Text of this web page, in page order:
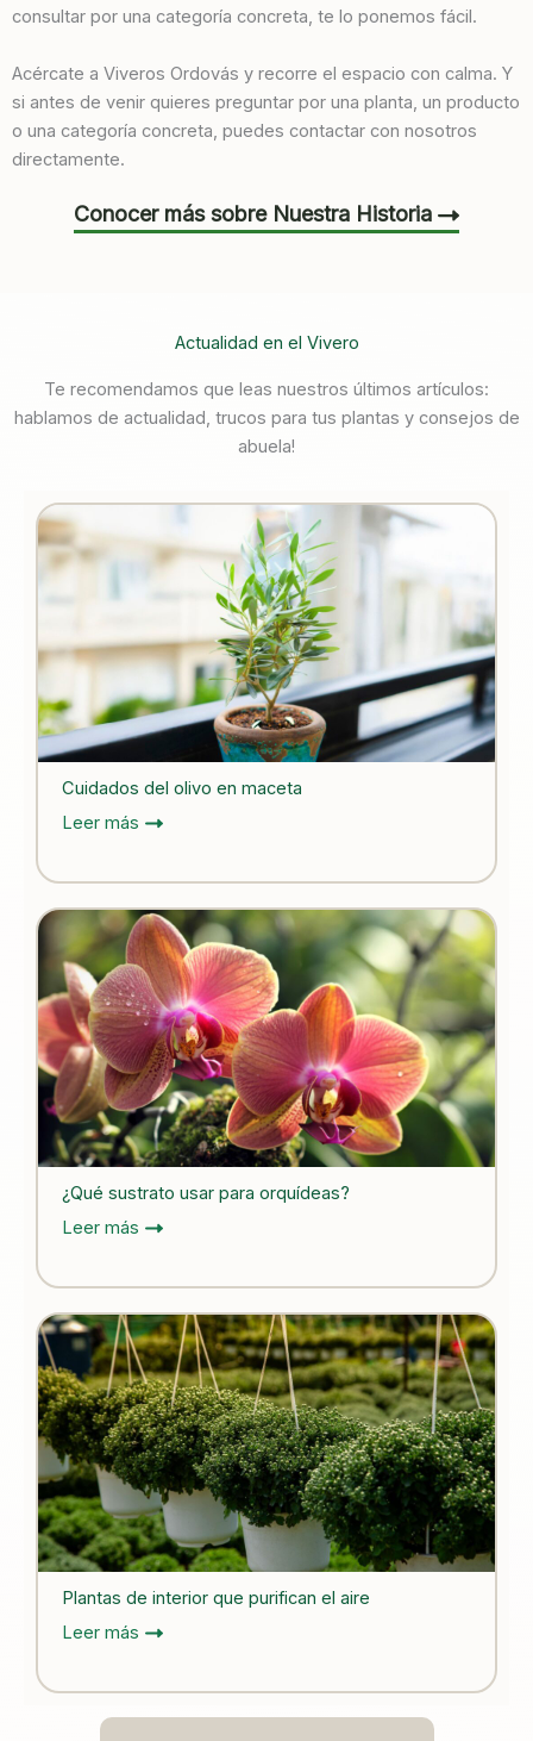
consultar por una categoría concreta, te lo ponemos fácil.
Acércate a Viveros Ordovás y recorre el espacio con calma. Y
si antes de venir quieres preguntar por una planta, un producto
o una categoría concreta, puedes contactar con nosotros
directamente.
Conocer más sobre Nuestra Historia
Actualidad en el Vivero
Te recomendamos que leas nuestros últimos artículos:
hablamos de actualidad, trucos para tus plantas y consejos de
abuela!
Cuidados del olivo en maceta
Leer más
¿Qué sustrato usar para orquídeas?
Leer más
Plantas de interior que purifican el aire
Leer más